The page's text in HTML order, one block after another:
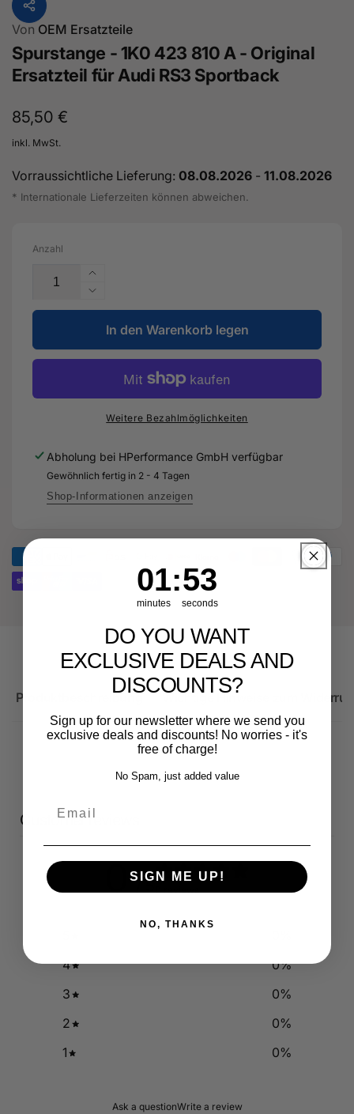
Von OEM Ersatzteile
Spurstange - 1K0 423 810 A - Original
Ersatzteil für Audi RS3 Sportback
Normaler
Preis
85,50 €
inkl. MwSt.
Vorraussichtliche Lieferung: 08.08.2026 - 11.08.2026
* Internationale Lieferzeiten können abweichen.
Anzahl
Erhöhe
die
Menge
für
Spurstange
-
423
810
Original
Ersatzteil
für
Verringere
die
Menge
für
Spurstange
1K0
423
-
Original
Ersatzteil
In den Warenkorb legen
Weitere Bezahlmöglichkeiten
Abholung bei HPerformance GmbH verfügbar
Gewöhnlich fertig in 2 - 4 Tagen
Shop-Informationen anzeigen
Produktbeschreibung Wichtige Hinweise zum
Customer reviews
/ 5
4
0%
3
0%
2
0%
1
0%
Ask a questionWrite a review
Countdown ends in:
1
01
minutes
: 53
53
seconds
DO YOU WANT
EXCLUSIVE DEALS AND
DISCOUNTS?
Sign up for our newsletter where we send you
exclusive deals and discounts! No worries - it's
free of charge!
No Spam, just added value
SIGN ME UP!
NO, THANKS